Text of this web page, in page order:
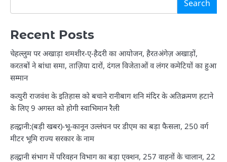
Search
Recent Posts
चेहल्लुम पर अखाड़ा शमशीर-ए-हैदरी का आयोजन, हैरतअंगेज़ अखाड़ों,
करतबों ने बांधा समा, ताज़िया दारों, दंगल विजेताओं व लंगर कमेटियों का हुआ
सम्मान
कत्युरी राजवंश के इतिहास को बचाने रानीबाग शनि मंदिर के अतिक्रमण हटाने
के लिए 9 अगस्त को होगी स्वाभिमान रैली
हल्द्वानी:(बड़ी खबर)-भू-कानून उल्लंघन पर डीएम का बड़ा फैसला, 250 वर्ग
मीटर भूमि राज्य सरकार के नाम
हल्द्वानी संभाग में परिवहन विभाग का बड़ा एक्शन, 257 वाहनों के चालान, 22